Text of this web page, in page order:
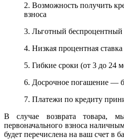
2. Возможность получить
взноса
3. Льготный беспроцентный
4. Низкая процентная ставка
5. Гибкие сроки (от 3 до 24
6. Досрочное погашение —
7. Платежи по кредиту
В случае возврата товара,
первоначального взноса
будет перечислена на ваш счет в